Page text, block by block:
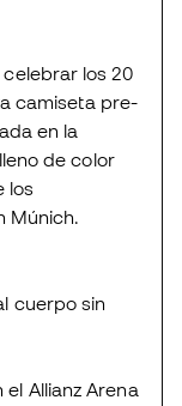
los 20
camiseta pre-
en la
de color
los
Múnich.
cuerpo sin
Allianz Arena